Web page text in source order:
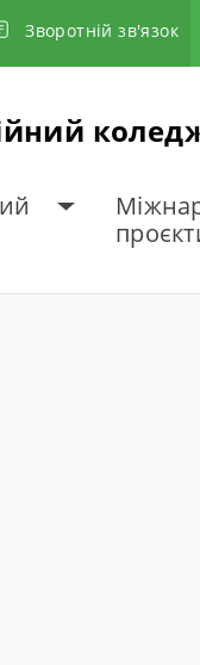
Зворотній зв'язок